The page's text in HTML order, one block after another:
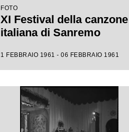
FOTO
XI Festival della canzone
italiana di Sanremo
1 FEBBRAIO 1961 - 06 FEBBRAIO 1961